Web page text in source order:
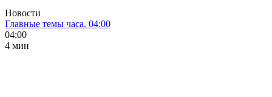
Новости
Главные темы часа. 04:00
04:00
4 мин